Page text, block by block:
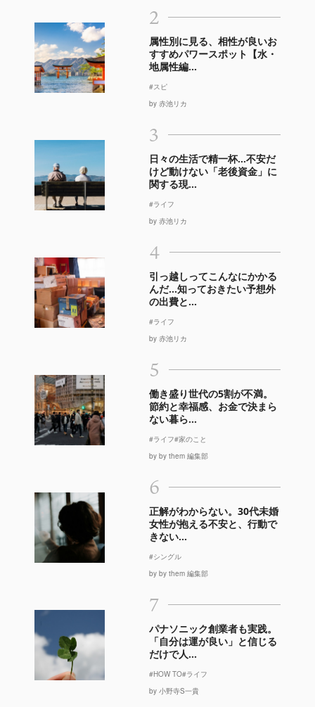
2
属性別に見る、相性が良いお
すすめパワースポット【水・
地属性編...
#スピ
by 赤池リカ
3
日々の生活で精一杯…不安だ
けど動けない「老後資金」に
関する現...
#ライフ
by 赤池リカ
4
引っ越しってこんなにかかる
んだ…知っておきたい予想外
の出費と...
#ライフ
by 赤池リカ
5
働き盛り世代の5割が不満。
節約と幸福感、お金で決まら
ない暮ら...
#ライフ#家のこと
by by them 編集部
6
正解がわからない。30代未婚
女性が抱える不安と、行動で
きない...
#シングル
by by them 編集部
7
パナソニック創業者も実践。
「自分は運が良い」と信じる
だけで人...
#HOW TO#ライフ
by 小野寺S一貴